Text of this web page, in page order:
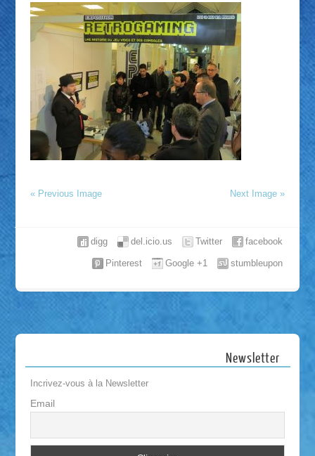
« Previous Image Next Image »
facebook
Twitter
del.icio.us
digg
stumbleupon
Google +1
Pinterest
Newsletter
Incrivez-vous à la Newsletter
Email